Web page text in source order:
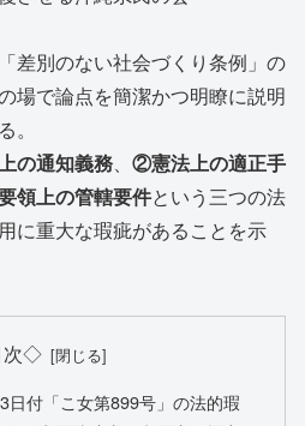
差別のない社会づくり条例」の
場で論点を簡潔かつ明瞭に説明
の通知義務、 ②憲法上の適正手
領上の管轄要件という三つの法
に重大な瑕疵があることを示
◇
日付「こ女第899号」の法的瑕